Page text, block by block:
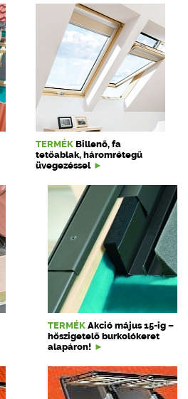
TERMÉK Billenő, fa
tetőablak, háromrétegű
üvegezéssel
TERMÉK Akció május 15-ig –
hőszigetelő burkolókeret
alapáron!